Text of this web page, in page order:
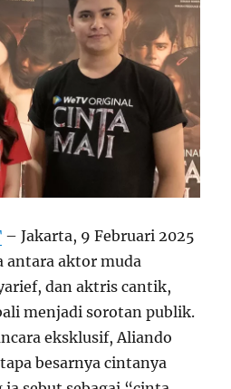
– Jakarta, 9 Februari 2025
antara aktor muda
dan aktris cantik,
menjadi sorotan publik.
eksklusif, Aliando
besarnya cintanya